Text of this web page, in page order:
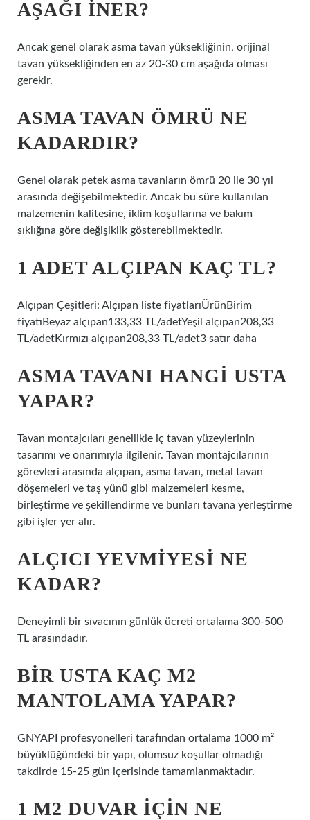
AŞAĞI INER?
Ancak genel olarak asma tavan yüksekliğinin, orijinal
tavan yüksekliğinden en az 20-30 cm aşağıda olması
gerekir.
ASMA TAVAN ÖMRÜ NE
KADARDIR?
Genel olarak petek asma tavanların ömrü 20 ile 30 yıl
arasında değişebilmektedir. Ancak bu süre kullanılan
malzemenin kalitesine, iklim koşullarına ve bakım
sıklığına göre değişiklik gösterebilmektedir.
1 ADET ALÇIPAN KAÇ TL?
Alçıpan Çeşitleri: Alçıpan liste fiyatlarıÜrünBirim
fiyatıBeyaz alçıpan133,33 TL/adetYeşil alçıpan208,33
TL/adetKırmızı alçıpan208,33 TL/adet3 satır daha
ASMA TAVANI HANGI USTA
YAPAR?
Tavan montajcıları genellikle iç tavan yüzeylerinin
tasarımı ve onarımıyla ilgilenir. Tavan montajcılarının
görevleri arasında alçıpan, asma tavan, metal tavan
döşemeleri ve taş yünü gibi malzemeleri kesme,
birleştirme ve şekillendirme ve bunları tavana yerleştirme
gibi işler yer alır.
ALÇICI YEVMIYESI NE
KADAR?
Deneyimli bir sıvacının günlük ücreti ortalama 300-500
TL arasındadır.
BIR USTA KAÇ M2
MANTOLAMA YAPAR?
GNYAPI profesyonelleri tarafından ortalama 1000 m²
büyüklüğündeki bir yapı, olumsuz koşullar olmadığı
takdirde 15-25 gün içerisinde tamamlanmaktadır.
1 M2 DUVAR IÇIN NE